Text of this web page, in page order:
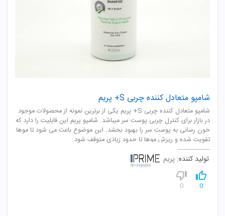
شامپو متعادل کننده چربی S+ پریم
شامپو متعادل کننده چربی S+ پریم یکی از برترین نمونه از محصولات موجود
در بازار برای کنترل چربی پوست سر میباشد. شامپو پریم این قابلیت را دارد که
خون رسانی به پوست سر را بهبود بخشد. این موضوع باعث می شود تا موها
تقویت شده و ریزش موها تا حدود زیادی متوقف شود.
تولید کننده: پریم
0
0